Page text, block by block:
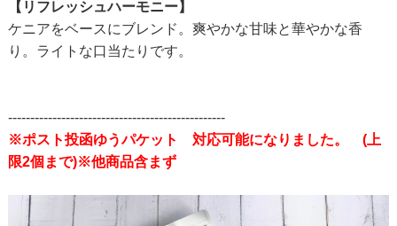
【リフレッシュハーモニー】
ケニアをベースにブレンド。爽やかな甘味と華やかな香
り。ライトな口当たりです。
-------------------------------------------------
※ポスト投函ゆうパケット 対応可能になりました。 (上
限2個まで)※他商品含まず